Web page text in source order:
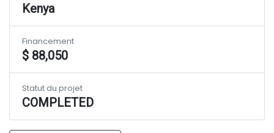
Kenya
Financement
$ 88,050
Statut du projet
COMPLETED